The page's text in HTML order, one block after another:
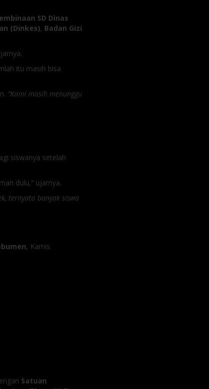
SD Dinas
(Dinkes), Badan Gizi
itu masih bisa
“Kami masih menunggu
siswanya setelah
dulu,” ujarnya.
ternyata banyak siswa
, Kamis
Satuan